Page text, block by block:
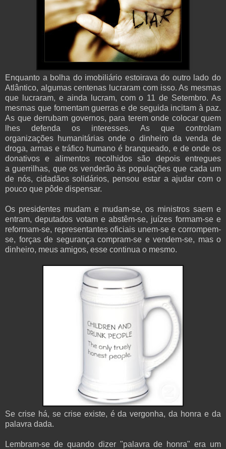
Enquanto a bolha do imobiliário estoirava do outro lado do
Atlântico, algumas centenas lucraram com isso. As mesmas
que lucraram, e ainda lucram, com o 11 de Setembro. As
mesmas que fomentam guerras e de seguida incitam à paz.
As que derrubam governos, para terem onde colocar quem
lhes defenda os interesses. As que controlam
organizações humanitárias onde o dinheiro da venda de
droga, armas e tráfico humano é branqueado, e de onde os
donativos e alimentos recolhidos são depois entregues
a guerrilhas, que os venderão às populações que cada um
de nós, cidadãos solidários, pensou estar a ajudar com o
pouco que pôde dispensar.
Os presidentes mudam e mudam-se, os ministros saem e
entram, deputados votam e abstêm-se, juízes formam-se e
reformam-se, representantes oficiais unem-se e corrompem-
se, forças de segurança compram-se e vendem-se, mas o
dinheiro, meus amigos, esse continua o mesmo.
Se crise há, se crise existe, é da vergonha, da honra e da
palavra dada.
Lembram-se de quando dizer "palavra de honra" era um